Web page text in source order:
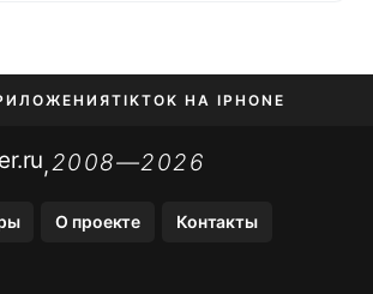
TIKTOK НА IPHONE
STORE
,2008—2026
О проекте Контакты